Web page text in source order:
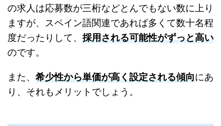
の求人は応募数が三桁などとんでもない数に上り
ますが、スペイン語関連であれば多くて数十名程
度だったりして、 採用される可能性がずっと高い
のです。
また、 希少性から単価が高く設定される傾向にあ
り、それもメリットでしょう。